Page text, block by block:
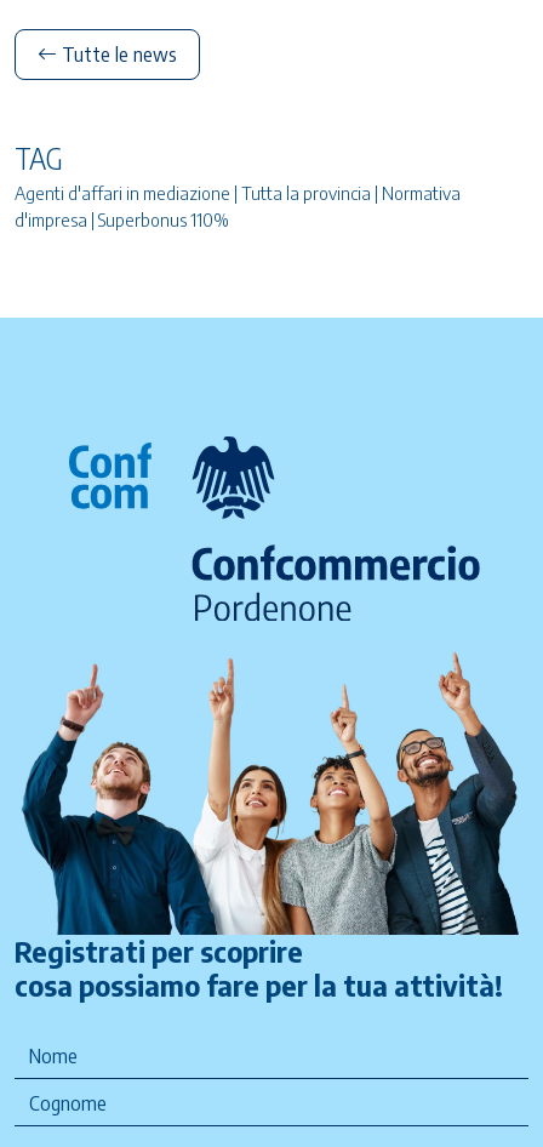
Tutte le news
TAG
Agenti d'affari in mediazione | Tutta la provincia | Normativa
d'impresa | Superbonus 110%
Registrati per scoprire
cosa possiamo fare per la tua attività!